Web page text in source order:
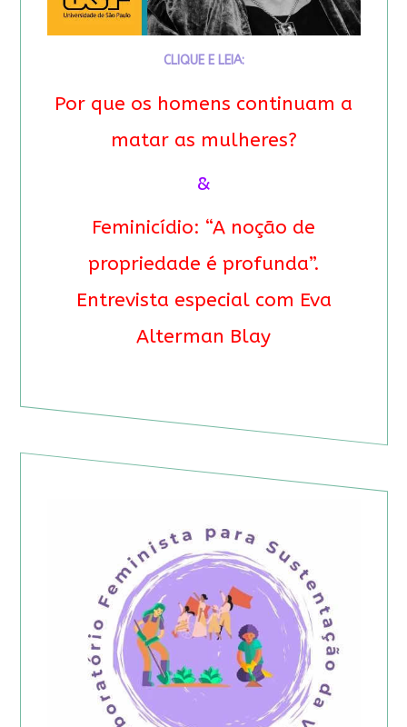
CLIQUE E LEIA:
Por que os homens continuam a
matar as mulheres?
&
Feminicídio: “A noção de
propriedade é profunda”.
Entrevista especial com Eva
Alterman Blay